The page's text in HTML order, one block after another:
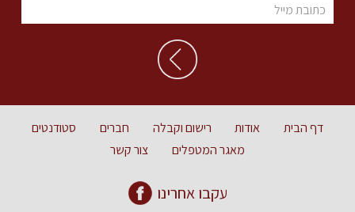
דף הבית אודות רישום וקבלה חברים
סטודנטים
מאגר המטפלים
צור קשר
עקבו אחרינו